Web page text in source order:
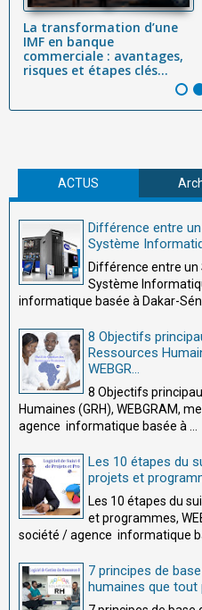
La transformation d’une
IMF en banque
commerciale : avantages,
risques et étapes clés...
ACTUS
Différence entre
Système
Différence entre
Système
informatique basée à Dakar-
8 Objectifs
Ressources
WEBGR...
8 Objectifs
Humaines (GRH), WEBGRAM,
agence informatique basée à ...
Les 10 étapes du
projets et
Les 10 étapes du
et programmes,
société / agence informatique
7 principes de
humaines que